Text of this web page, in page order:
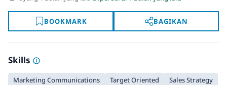
BOOKMARK BAGIKAN
Skills
Marketing Communications Target Oriented
Sales Strategy